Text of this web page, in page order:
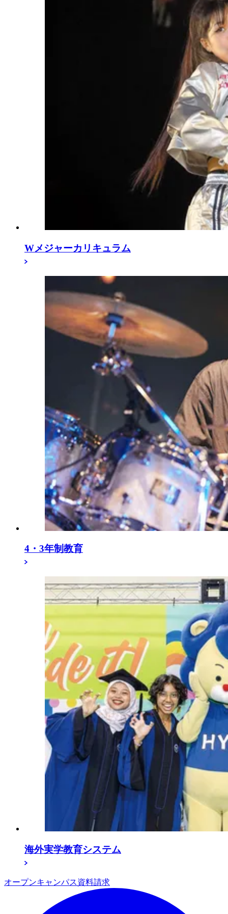
Wメジャーカリキュラム
4・3年制教育
海外実学教育システム
オープンキャンパス資料請求